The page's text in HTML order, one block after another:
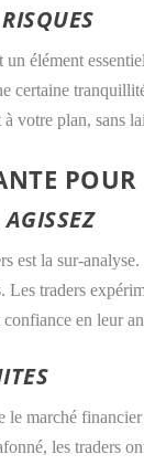
un élément
votre plan, sans
est la sur-
traders
en leur
le marché
les traders